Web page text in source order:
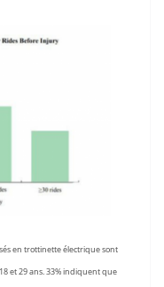
en trottinette électrique sont
et 29 ans. 33% indiquent que